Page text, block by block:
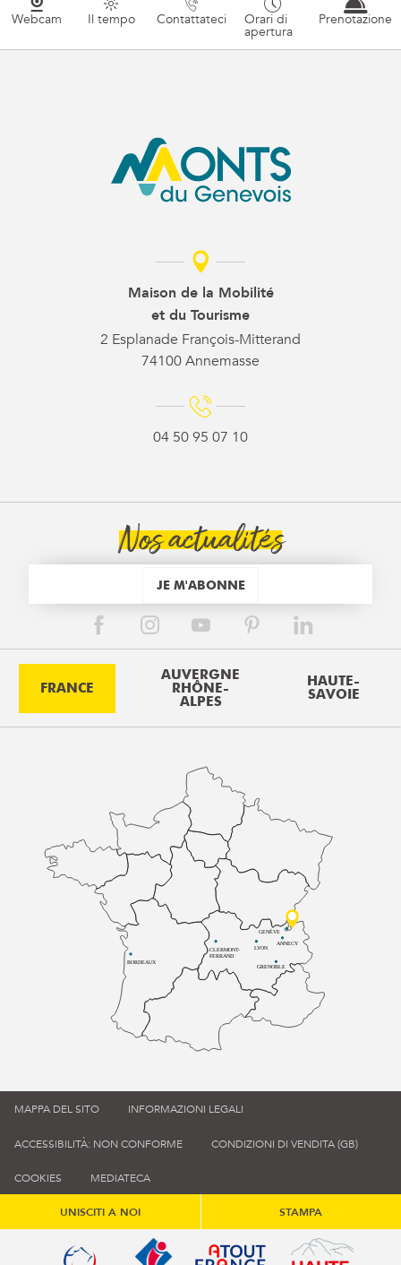
Webcam Il tempo Contattateci Orari di
apertura
Prenotazione
Maison de la Mobilité
et du Tourisme
2 Esplanade François-Mitterand
74100 Annemasse
04 50 95 07 10
Nos actualités
JE M'ABONNE
FRANCE
AUVERGNE
RHÔNE-
ALPES
HAUTE-
SAVOIE
BORDEAUX
CLERMONT-
FERRAND
LYON
ANNECY
GRENOBLE
GENÈVE
MAPPA DEL SITO INFORMAZIONI LEGALI
ACCESSIBILITÀ: NON CONFORME CONDIZIONI DI VENDITA (GB)
COOKIES MEDIATECA
UNISCITI A NOI STAMPA
Qualité tourisme (s'ouvre dans une nouvelle fenêtre)
Office de tourisme de France (s'ouvre
Atout France (s'ouvre dans